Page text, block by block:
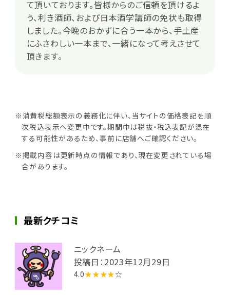
て頂いております。皆様からのご信頼を頂けるよ
う、利き酒師、および日本酒学講師の免状も取得
しました。今晩のおかずに合う一本から、手土産
にふさわしい一本まで、一緒になって考えさせて
頂きます。
※消費税総額表示の義務化に伴い、当サイトの価格表記を順
次税込表示へ変更中です。期間中は税抜・税込表記が混在
する可能性があるため、事前に店舗へご確認ください。
※掲載内容は更新時点の情報であり、現在変更されている場
合があります。
最新クチコミ
ニックネーム
投稿日：2023年12月29日
4.0★★★★☆